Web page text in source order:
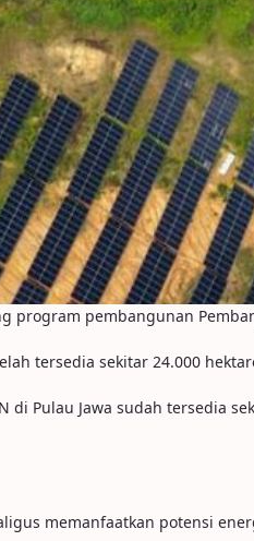
program pembangunan
tersedia sekitar 24.000
di Pulau Jawa sudah tersedia
memanfaatkan potensi